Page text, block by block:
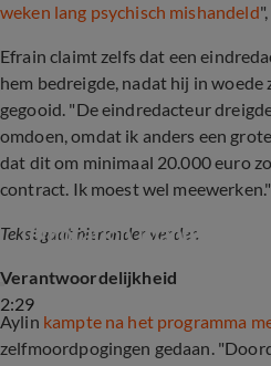
weken lang psychisch mishandeld
Efrain claimt zelfs dat een
hem bedreigde, nadat hij in woede
gegooid. "De eindredacteur
omdoen, omdat ik anders een
dat dit om minimaal 20.000 euro
contract. Ik moest wel meewerken."
Tekst gaat hieronder verder.
2:29
Temptation Island: ‘Het
Verantwoordelijkheid
Aylin kampte na het programma
zelfmoordpogingen gedaan.